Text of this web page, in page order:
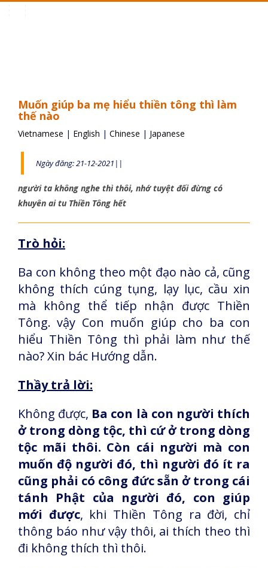
Muốn giúp ba mẹ hiểu thiền tông thì làm
thế nào
Vietnamese | English | Chinese | Japanese
Ngày đăng: 21-12-2021||
người ta không nghe thì thôi, nhớ tuyệt đối đừng có
khuyên ai tu Thiền Tông hết
Trò hỏi:
Ba con không theo một đạo nào cả, cũng
không thích cúng tụng, lạy lục, cầu xin
mà không thể tiếp nhận được Thiền
Tông. vậy Con muốn giúp cho ba con
hiểu Thiền Tông thì phải làm như thế
nào? Xin bác Hướng dẫn.
Thầy trả lời:
Không được, Ba con là con người thích
ở trong dòng tộc, thì cứ ở trong dòng
tộc mãi thôi. Còn cái người mà con
muốn độ người đó, thì người đó ít ra
cũng phải có công đức sẵn ở trong cái
tánh Phật của người đó, con giúp
mới được, khi Thiền Tông ra đời, chỉ
thông báo như vậy thôi, ai thích theo thì
đi không thích thì thôi.